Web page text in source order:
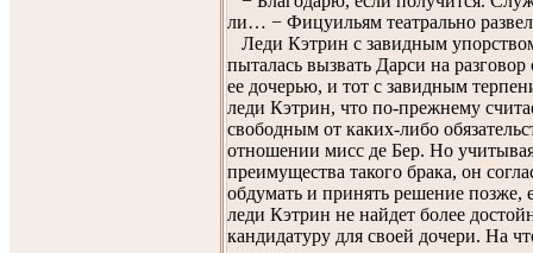
ли… − Фицуильям театрально
Леди Кэтрин с завидным
пыталась вызвать Дарси на
ее дочерью, и тот с завидным
леди Кэтрин, что по-прежнему
свободным от каких-либо
отношении мисс де Бер. Но
преимущества такого брака, он
обдумать и принять решение позже,
леди Кэтрин не найдет более
кандидатуру для своей дочери. На